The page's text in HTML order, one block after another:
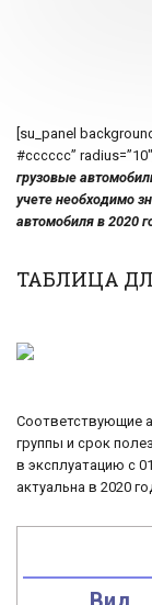
[su_panel
#cccccc” radius=”10″]
грузовые
учете необходимо
автомобиля в 2020
ТАБЛИЦА
Соответствующие
группы и срок
в эксплуатацию с
актуальна в 2020